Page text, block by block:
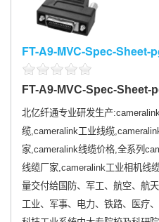
FT-A9-MVC-Spec-Sheet-
FT-A9-MVC-Spec-Sheet-
北亿纤通专业研发生产
缆,cameralink工业线缆
家,cameralink线缆价格,全系列
线缆厂家,cameralink工业相机线
量交付给国防、军工、航空、航
工业、军事、电力、铁路、医疗